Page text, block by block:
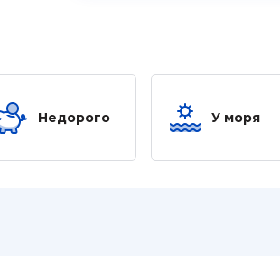
Недорого У моря